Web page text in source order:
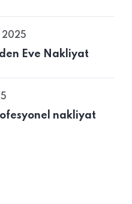
2025
Eve Nakliyat
nakliyat